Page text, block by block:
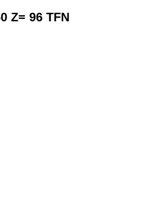
Z= 96 TFN